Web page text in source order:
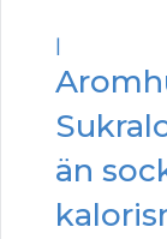
|
än